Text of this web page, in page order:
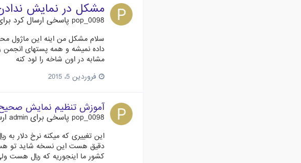
مشکل در نمایش
pop_0098 پاسخی ارسال کرد
سلام مشکل من اینه این ماژول
داده نمیشه و همه پستهای
مشابه در اون شاخه را لود کنه
فروردین 5، 2015
آموزش تنظیم نمایش صحیح
pop_0098 پاسخی برای admin
دقیق هست این نسخه شاید تو
کشور ما اینجوریه که ریال هست